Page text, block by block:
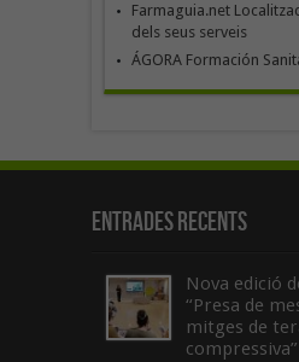
Farmaguia.net
dels seus serveis
ÁGORA Formación
Entrades recents
Nova edició
“Presa de
mitges de
compressiva”